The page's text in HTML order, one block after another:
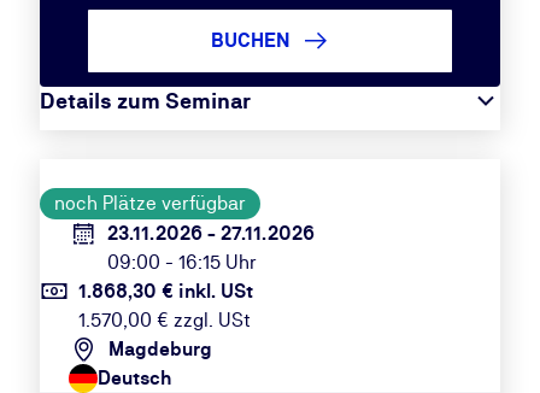
Details zum Seminar
BUCHEN
noch Plätze verfügbar
23.11.2026 - 27.11.2026
09:00 - 16:15 Uhr
1.868,30 € inkl. USt
1.570,00 € zzgl. USt
Magdeburg
Deutsch